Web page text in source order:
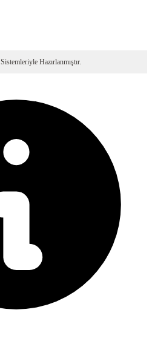
Sistemleriyle Hazırlanmıştır.